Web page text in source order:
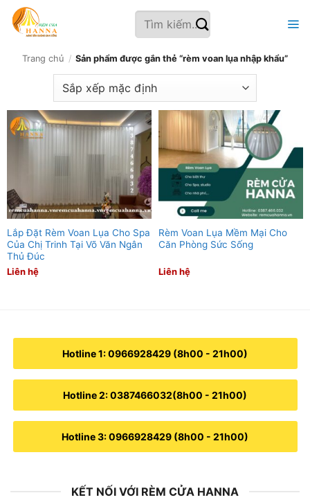
qua
dung
Tìm
kiếm:
Trang chủ / Sản phẩm được gắn thẻ “rèm voan lụa nhập khẩu”
Lắp Đặt Rèm Voan Lụa Cho Spa
Của Chị Trinh Tại Võ Văn Ngân
Thủ Đúc
Liên hệ
Rèm Voan Lụa Mềm Mại Cho
Căn Phòng Sức Sống
Liên hệ
Hotline 1: 0966928429 (8h00 - 21h00)
Hotline 2: 0387466032(8h00 - 21h00)
Hotline 3: 0966928429 (8h00 - 21h00)
KẾT NỐI VỚI RÈM CỬA HANNA